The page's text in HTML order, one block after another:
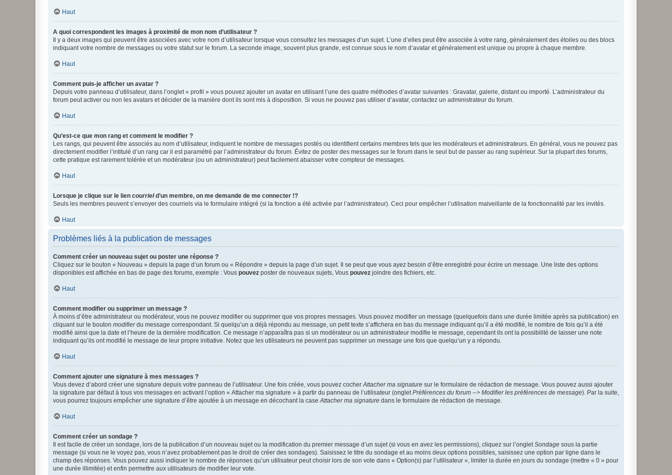
Haut
A quoi correspondent les images à proximité de mon nom d’utilisateur ?
Il y a deux images qui peuvent être associées avec votre nom d’utilisateur lorsque vous consultez les messages d’un sujet. L’une d’elles peut être associée à votre rang, généralement des étoiles ou des blocs
indiquant votre nombre de messages ou votre statut sur le forum. La seconde image, souvent plus grande, est connue sous le nom d’avatar et généralement est unique ou propre à chaque membre.
Haut
Comment puis-je afficher un avatar ?
Depuis votre panneau d’utilisateur, dans l’onglet « profil » vous pouvez ajouter un avatar en utilisant l’une des quatre méthodes d’avatar suivantes : Gravatar, galerie, distant ou importé. L’administrateur du
forum peut activer ou non les avatars et décider de la manière dont ils sont mis à disposition. Si vous ne pouvez pas utiliser d’avatar, contactez un administrateur du forum.
Haut
Qu’est-ce que mon rang et comment le modifier ?
Les rangs, qui peuvent être associés au nom d’utilisateur, indiquent le nombre de messages postés ou identifient certains membres tels que les modérateurs et administrateurs. En général, vous ne pouvez pas
directement modifier l’intitulé d’un rang car il est paramétré par l’administrateur du forum. Évitez de poster des messages sur le forum dans le seul but de passer au rang supérieur. Sur la plupart des forums,
cette pratique est rarement tolérée et un modérateur (ou un administrateur) peut facilement abaisser votre compteur de messages.
Haut
Lorsque je clique sur le lien courrield’un membre, on me demande de me connecter !?
Seuls les membres peuvent s’envoyer des courriels via le formulaire intégré (si la fonction a été activée par l’administrateur). Ceci pour empêcher l’utilisation malveillante de la fonctionnalité par les invités.
Haut
Problèmes liés à la publication de messages
Comment créer un nouveau sujet ou poster une réponse ?
Cliquez sur le bouton « Nouveau » depuis la page d’un forum ou « Répondre » depuis la page d’un sujet. Il se peut que vous ayez besoin d’être enregistré pour écrire un message. Une liste des options
disponibles est affichée en bas de page des forums, exemple : Vous pouvez poster de nouveaux sujets, Vous pouvez joindre des fichiers, etc.
Haut
Comment modifier ou supprimer un message ?
À moins d’être administrateur ou modérateur, vous ne pouvez modifier ou supprimer que vos propres messages. Vous pouvez modifier un message (quelquefois dans une durée limitée après sa publication) en
cliquant sur le bouton modifierdu message correspondant. Si quelqu’un a déjà répondu au message, un petit texte s’affichera en bas du message indiquant qu’il a été modifié, le nombre de fois qu’il a été
modifié ainsi que la date et l’heure de la dernière modification. Ce message n’apparaîtra pas si un modérateur ou un administrateur modifie le message, cependant ils ont la possibilité de laisser une note
indiquant qu’ils ont modifié le message de leur propre initiative. Notez que les utilisateurs ne peuvent pas supprimer un message une fois que quelqu’un y a répondu.
Haut
Comment ajouter une signature à mes messages ?
Vous devez d’abord créer une signature depuis votre panneau de l’utilisateur. Une fois créée, vous pouvez cocher Attacher ma signature sur le formulaire de rédaction de message. Vous pouvez aussi ajouter
la signature par défaut à tous vos messages en activant l’option « Attacher ma signature » à partir du panneau de l’utilisateur (onglet Préférences du forum --> Modifier les préférences de message). Par la suite,
vous pourrez toujours empêcher une signature d’être ajoutée à un message en décochant la case Attacher ma signature dans le formulaire de rédaction de message.
Haut
Comment créer un sondage ?
Il est facile de créer un sondage, lors de la publication d’un nouveau sujet ou la modification du premier message d’un sujet (si vous en avez les permissions), cliquez sur l’onglet Sondage sous la partie
message (si vous ne le voyez pas, vous n’avez probablement pas le droit de créer des sondages). Saisissez le titre du sondage et au moins deux options possibles, saisissez une option par ligne dans le
champ des réponses. Vous pouvez aussi indiquer le nombre de réponses qu’un utilisateur peut choisir lors de son vote dans « Option(s) par l’utilisateur », limiter la durée en jours du sondage (mettre « 0 » pour
une durée illimitée) et enfin permettre aux utilisateurs de modifier leur vote.